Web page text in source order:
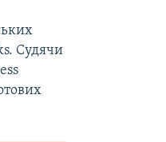
Судячи